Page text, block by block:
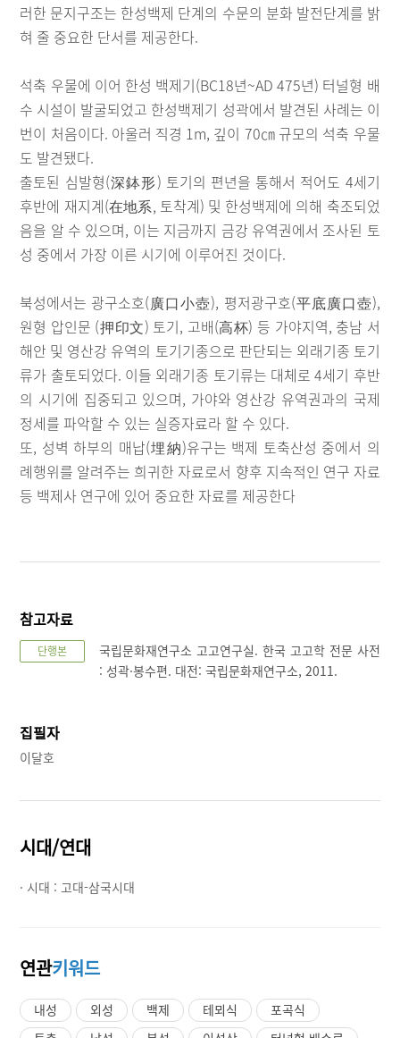
러한 문지구조는 한성백제 단계의 수문의 분화 발전단계를 밝
혀 줄 중요한 단서를 제공한다.
석축 우물에 이어 한성 백제기(BC18년~AD 475년) 터널형 배
수 시설이 발굴되었고 한성백제기 성곽에서 발견된 사례는 이
번이 처음이다. 아울러 직경 1m, 깊이 70㎝ 규모의 석축 우물
도 발견됐다.
출토된 심발형(深鉢形) 토기의 편년을 통해서 적어도 4세기
후반에 재지계(在地系, 토착계) 및 한성백제에 의해 축조되었
음을 알 수 있으며, 이는 지금까지 금강 유역권에서 조사된 토
성 중에서 가장 이른 시기에 이루어진 것이다.
북성에서는 광구소호(廣口小壺), 평저광구호(平底廣口壺),
원형 압인문 (押印文) 토기, 고배(高杯) 등 가야지역, 충남 서
해안 및 영산강 유역의 토기기종으로 판단되는 외래기종 토기
류가 출토되었다. 이들 외래기종 토기류는 대체로 4세기 후반
의 시기에 집중되고 있으며, 가야와 영산강 유역권과의 국제
정세를 파악할 수 있는 실증자료라 할 수 있다.
또, 성벽 하부의 매납(埋納)유구는 백제 토축산성 중에서 의
례행위를 알려주는 희귀한 자료로서 향후 지속적인 연구 자료
등 백제사 연구에 있어 중요한 자료를 제공한다
참고자료
단행본
국립문화재연구소 고고연구실. 한국 고고학 전문 사전
: 성곽·봉수편. 대전: 국립문화재연구소, 2011.
집필자
이달호
시대/연대
· 시대 : 고대-삼국시대
연관키워드
내성 외성 백제 테뫼식
포곡식